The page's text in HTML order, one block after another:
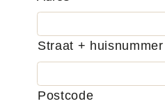
Straat + huisnummer
Postcode